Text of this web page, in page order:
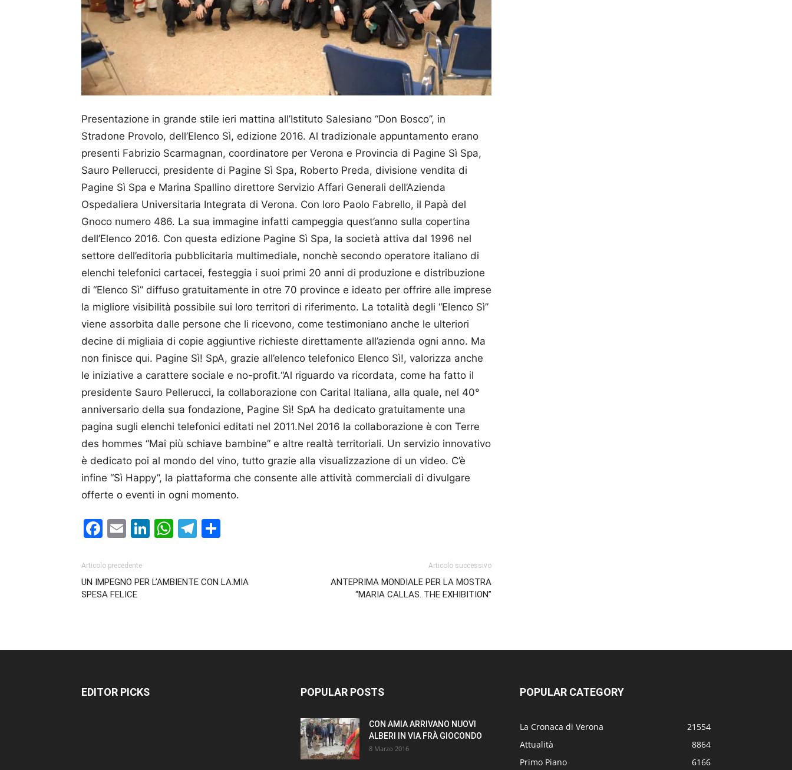
Presentazione in grande stile ieri mattina all’Istituto Salesiano “Don Bosco”, in
Stradone Provolo, dell’Elen­co Sì, edizione 2016. Al tradizionale appuntamento erano
presenti Fabrizio Scarmagnan, coordinatore per Verona e Pro­vin­cia di Pagine Sì Spa,
Sauro Pelle­rucci, presidente di Pagine Sì Spa, Roberto Preda, divisione vendita di
Pagine Sì Spa e Marina Spal­lino direttore Servizio Affari Gene­rali dell’Azienda
Ospedaliera Uni­ver­­sitaria Integrata di Verona. Con loro Paolo Fabrello, il Papà del
Gnoco numero 486. La sua immagine infatti campeggia quest’anno sulla copertina
dell’Elenco 2016. Con questa edizione Pagine Sì Spa, la società attiva dal 1996 nel
settore dell’editoria pubblicitaria multimediale, nonchè secondo operatore italiano di
elenchi telefonici cartacei, festeggia i suoi primi 20 anni di produzione e distribuzione
di “Elenco Sì” diffuso gratuitamente in otre 70 province e ideato per offrire alle imprese
la migliore visibilità possibile sui loro territori di riferimento. La totalità degli “Elenco Sì”
viene assorbita dalle persone che li ricevono, come testimoniano anche le ulteriori
decine di migliaia di copie aggiuntive richieste direttamente all’azienda ogni anno. Ma
non finisce qui. Pagine Sì! SpA, grazie all’elenco telefonico Elenco Sì!, valorizza anche
le iniziative a carattere sociale e no-profit.“Al riguardo va ricordata, come ha fatto il
presidente Sauro Pelle­ruc­ci, la collaborazione con Carital Italiana, alla quale, nel 40°
anniversario della sua fondazione, Pagine Sì! SpA ha dedicato gratuitamente una
pagina sugli elenchi telefonici editati nel 2011.Nel 2016 la collaborazione è con Terre
des hommes “Mai più schiave bambine” e altre realtà territoriali. Un servizio innovativo
è dedicato poi al mondo del vino, tutto grazie alla visualizzazione di un video. C’è
infine “Sì Happy”, la piattaforma che consente alle attività commerciali di divulgare
offerte o eventi in ogni momento.
Facebook
EmailLinkedIn
WhatsApp
Telegram
Articolo precedente
UN IMPEGNO PER L’AMBIENTE CON LA.MIA
SPESA FELICE
Articolo successivo
ANTEPRIMA MONDIALE PER LA MOSTRA
“MARIA CALLAS. THE EXHIBITION”
EDITOR PICKS POPULAR POSTS
CON AMIA ARRIVANO NUOVI
ALBERI IN VIA FRÀ GIOCONDO
8 Marzo 2016
POPULAR CATEGORY
La Cronaca di Verona
21554
Attualità
8864
Primo Piano
6166